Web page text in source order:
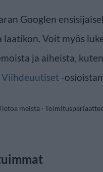
Googlen
Voit myös
ja aiheista,
Viihdeuutiset -
meistä ·